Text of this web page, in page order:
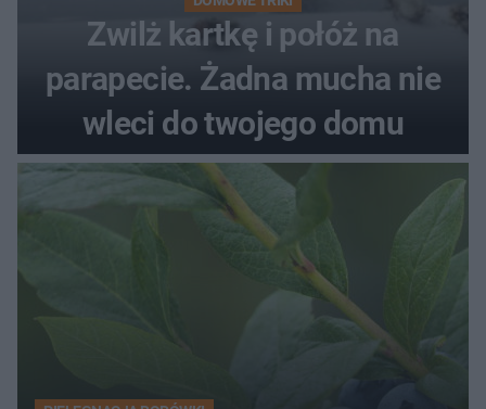
Zwilż kartkę i połóż na
parapecie. Żadna mucha nie
wleci do twojego domu